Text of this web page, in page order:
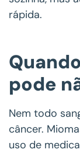
rápida.
pode
Nem todo
câncer.
uso de